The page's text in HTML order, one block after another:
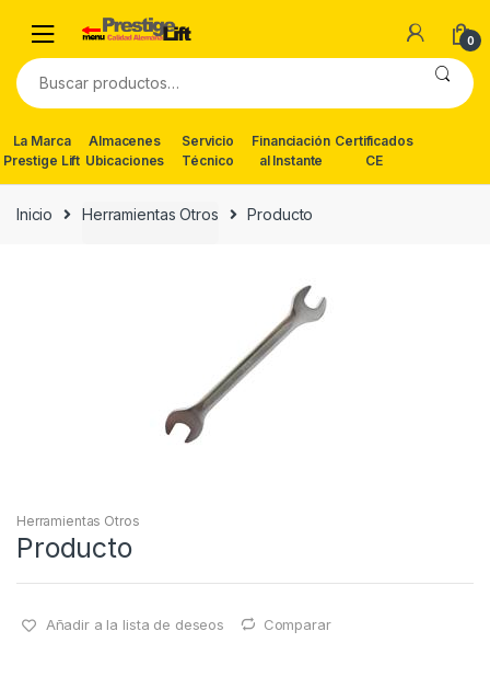
navigation
content
0
Buscar
por:
La Marca
Prestige Lift
Almacenes
Ubicaciones
Servicio
Técnico
Financiación
al Instante
Certificados
CE
Inicio Herramientas Otros Producto
Herramientas Otros
Producto
Añadir a la lista de deseos Comparar